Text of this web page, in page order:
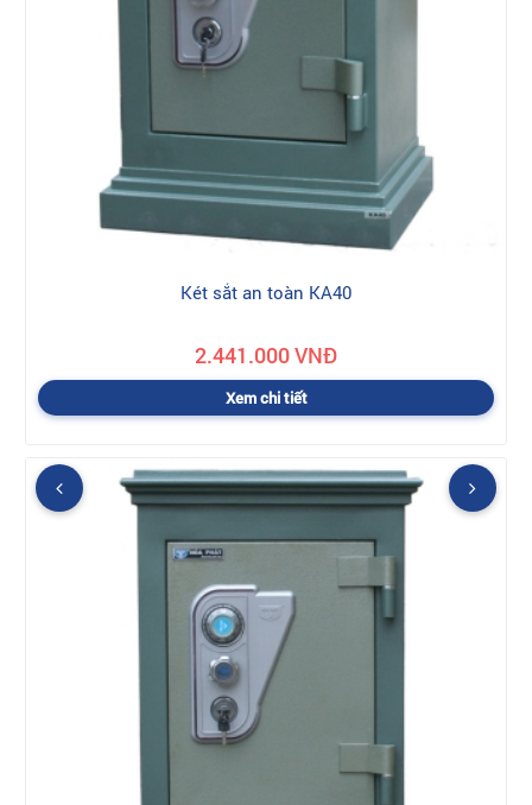
Két sắt an toàn KA40
2.441.000 VNĐ
Xem chi tiết